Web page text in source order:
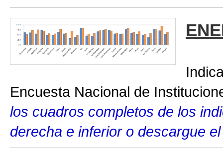
Encuesta Nacional de
los cuadros completos de los
derecha e inferior o descargue